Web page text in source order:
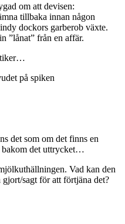
om att devisen:
tillbaka innan någon
dockors garberob växte.
”lånat” från en affär.
på spiken
det som om det finns en
bakom det uttrycket…
Vad kan den
sagt för att förtjäna det?